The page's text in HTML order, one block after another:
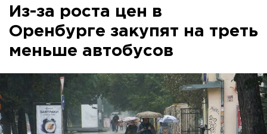
Из-за роста цен в
Оренбурге закупят на треть
меньше автобусов